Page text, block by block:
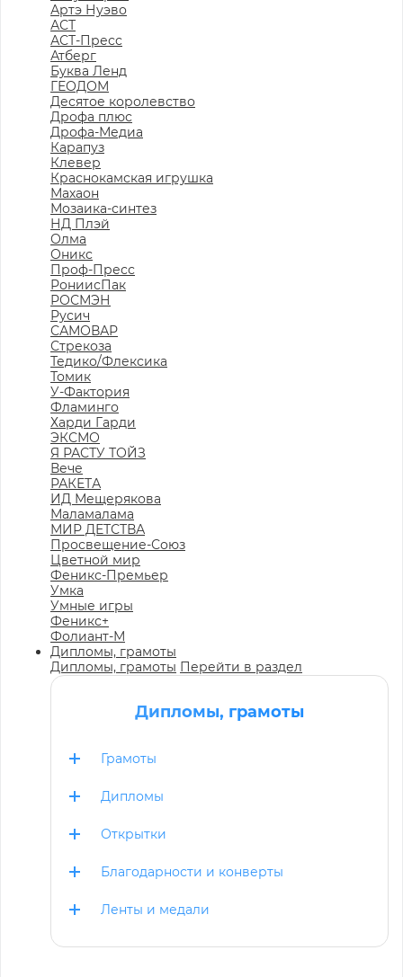
Артэ Нуэво
АСТ
АСТ-Пресс
Атберг
Буква Ленд
ГЕОДОМ
Десятое королевство
Дрофа плюс
Дрофа-Медиа
Карапуз
Клевер
Краснокамская игрушка
Махаон
Мозаика-синтез
НД Плэй
Олма
Оникс
Проф-Пресс
РониисПак
РОСМЭН
Русич
САМОВАР
Стрекоза
Тедико/Флексика
Томик
У-Фактория
Фламинго
Харди Гарди
ЭКСМО
Я РАСТУ ТОЙЗ
Вече
РАКЕТА
ИД Мещерякова
Маламалама
МИР ДЕТСТВА
Просвещение-Союз
Цветной мир
Феникс-Премьер
Умка
Умные игры
Феникс+
Фолиант-М
Дипломы, грамоты
Дипломы, грамоты Перейти в раздел
Дипломы, грамоты
Грамоты
Дипломы
Открытки
Благодарности и конверты
Ленты и медали